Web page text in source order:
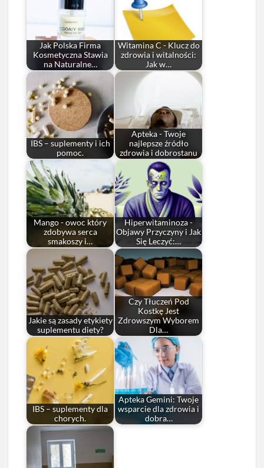
Jak Polska Firma
Kosmetyczna Stawia
na Naturalne…
Witamina C - Klucz do
zdrowia i witalności:
Jak w…
IBS – suplementy i ich
pomoc.
Apteka - Twoje
najlepsze źródło
zdrowia i dobrostanu
Mango - owoc który
zdobywa serca
smakoszy i…
Hiperwitaminoza -
Objawy Przyczyny i Jak
Się Leczyć:…
Jakie są zasady etykiety
suplementu diety?
Czy Tłuczeń Pod
Kostkę Jest
Zdrowszym Wyborem
Dla…
IBS – suplementy dla
chorych.
Apteka Gemini: Twoje
wsparcie dla zdrowia i
dobra…